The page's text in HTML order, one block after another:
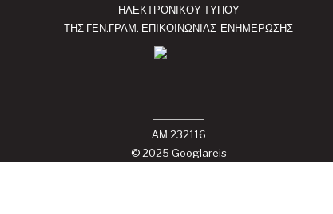
ΗΛΕΚΤΡΟΝΙΚΟΥ ΤΥΠΟΥ
ΤΗΣ ΓΕΝ.ΓΡΑΜ. ΕΠΙΚΟΙΝΩΝΙΑΣ-ΕΝΗΜΕΡΩΣΗΣ
ΑΜ 232116
© 2025 Googlareis